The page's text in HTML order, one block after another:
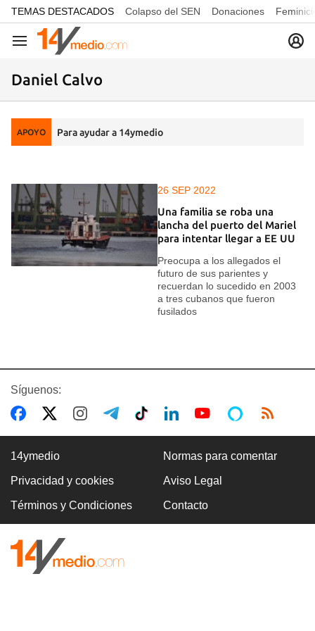
common.go-to-content
TEMAS DESTACADOS Colapso del SEN Donaciones
Navegación
Daniel Calvo
APOYO Para ayudar a 14ymedio
26 SEP 2022
Una familia se roba una
lancha del puerto del Mariel
para intentar llegar a EE UU
Preocupa a los allegados el
futuro de sus parientes y
recuerdan lo sucedido en 2003
a tres cubanos que fueron
fusilados
Síguenos:
14ymedio Normas para comentar
Privacidad y cookies Aviso Legal
Términos y Condiciones Contacto